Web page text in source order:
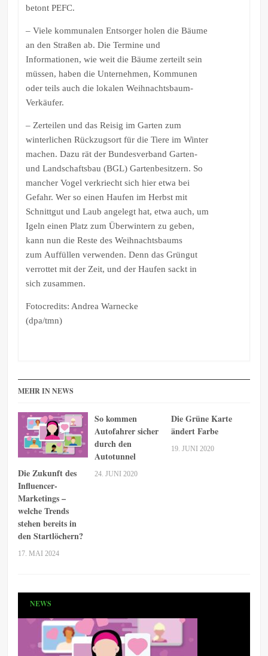
betont PEFC.
– Viele kommunalen Entsorger holen die Bäume
an den Straßen ab. Die Termine und
Informationen, wie weit die Bäume zerteilt sein
müssen, haben die Unternehmen, Kommunen
oder teils auch die lokalen Weihnachtsbaum-
Verkäufer.
– Zerteilen und das Reisig im Garten zum
winterlichen Rückzugsort für die Tiere im Winter
machen. Dazu rät der Bundesverband Garten-
und Landschaftsbau (BGL) Gartenbesitzern. So
mancher Vogel verkriecht sich hier etwa bei
Gefahr. Wer so einen Haufen im Herbst mit
Schnittgut und Laub angelegt hat, etwa auch, um
Igeln einen Platz zum Überwintern zu geben,
kann nun die Reste des Weihnachtsbaums
zum Auffüllen verwenden. Denn das Grüngut
verrottet mit der Zeit, und der Haufen sackt in
sich zusammen.
Fotocredits: Andrea Warnecke
(dpa/tmn)
MEHR IN NEWS
Die Zukunft des
Influencer-
Marketings –
welche Trends
stehen bereits in
den Startlöchern?
17. MAI 2024
So kommen
Autofahrer sicher
durch den
Autotunnel
24. JUNI 2020
Die Grüne Karte
ändert Farbe
19. JUNI 2020
NEWS